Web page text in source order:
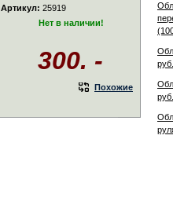
Артикул: 25919
Нет в наличии!
300. -
Похожие